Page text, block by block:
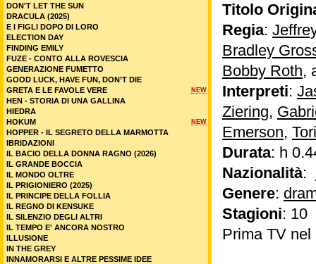
Titolo
Regia:
Bradley
Bobby Roth,
Interpreti:
Ziering,
Emerson,
Durata: h
Nazionalità:
Genere:
Stagioni: 10
Prima TV
DON'T LET THE SUN
DRACULA (2025)
E I FIGLI DOPO DI LORO
ELECTION DAY
FINDING EMILY
FUZE - CONTO ALLA ROVESCIA
GENERAZIONE FUMETTO
GOOD LUCK, HAVE FUN, DON’T DIE
NEW
GRETA E LE FAVOLE VERE
HEN - STORIA DI UNA GALLINA
HIEDRA
NEW
HOKUM
HOPPER - IL SEGRETO DELLA MARMOTTA
IBRIDAZIONI
IL BACIO DELLA DONNA RAGNO (2026)
IL GRANDE BOCCIA
IL MONDO OLTRE
IL PRIGIONIERO (2025)
IL PRINCIPE DELLA FOLLIA
IL REGNO DI KENSUKE
IL SILENZIO DEGLI ALTRI
IL TEMPO E' ANCORA NOSTRO
ILLUSIONE
IN THE GREY
INNAMORARSI E ALTRE PESSIME IDEE